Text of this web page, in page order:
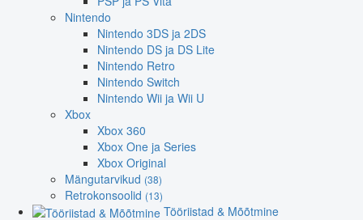
Nintendo
Nintendo 3DS ja 2DS
Nintendo DS ja DS Lite
Nintendo Retro
Nintendo Switch
Nintendo Wii ja Wii U
Xbox
Xbox 360
Xbox One ja Series
Xbox Original
Mängutarvikud (38)
Retrokonsoolid (13)
Tööriistad & Mõõtmine